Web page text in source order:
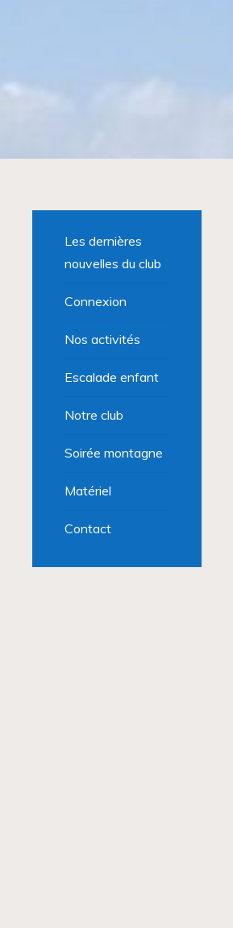
Les dernières
nouvelles du club
Connexion
Nos activités
Escalade enfant
Notre club
Soirée montagne
Matériel
Contact